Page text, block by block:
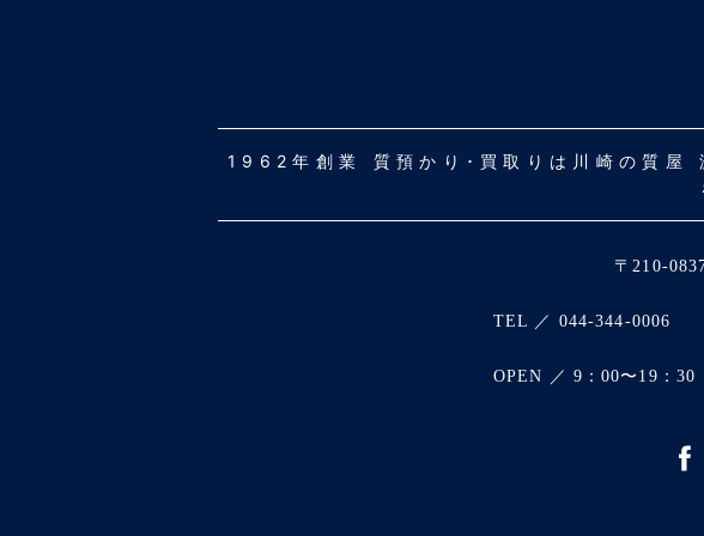
1962年創業 質預かり･買取りは川崎の質屋
〒210-
TEL ／ 044-344-0006
OPEN ／ 9：00〜19：30